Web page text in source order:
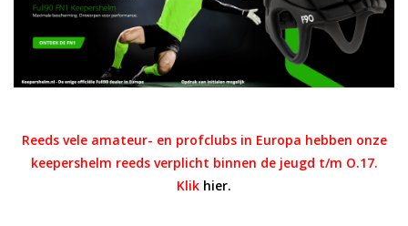
Reeds vele amateur- en profclubs in Europa hebben onze
keepershelm reeds verplicht binnen de jeugd t/m O.17.
Klik hier.